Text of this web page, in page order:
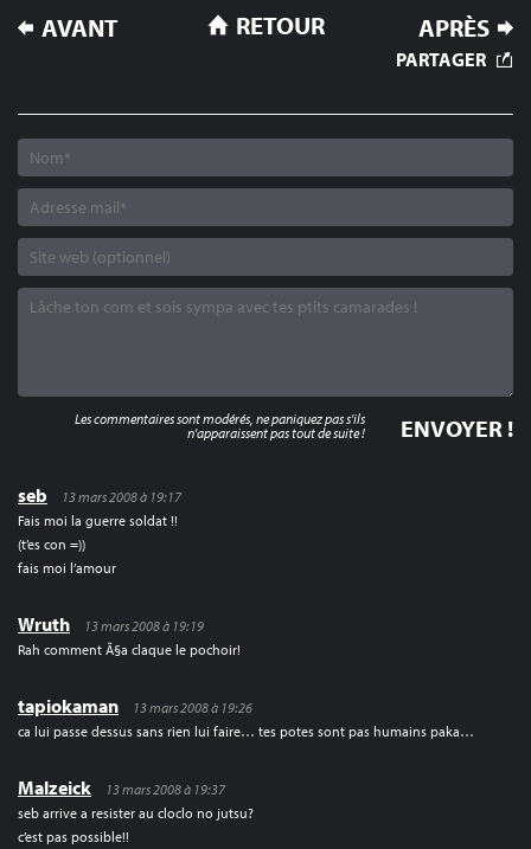
NAVIGATION
DE
AVANT APRÈS
RETOUR
PARTAGER
seb
13 mars 2008 à 19:17
Fais moi la guerre soldat !!
(t’es con =))
fais moi l’amour
Wruth
13 mars 2008 à 19:19
Rah comment Ã§a claque le pochoir!
tapiokaman
13 mars 2008 à 19:26
ca lui passe dessus sans rien lui faire… tes potes sont pas humains paka…
Malzeick
13 mars 2008 à 19:37
seb arrive a resister au cloclo no jutsu?
c’est pas possible!!
Les commentaires sont modérés, ne paniquez pas s'ils
n'apparaissent pas tout de suite !